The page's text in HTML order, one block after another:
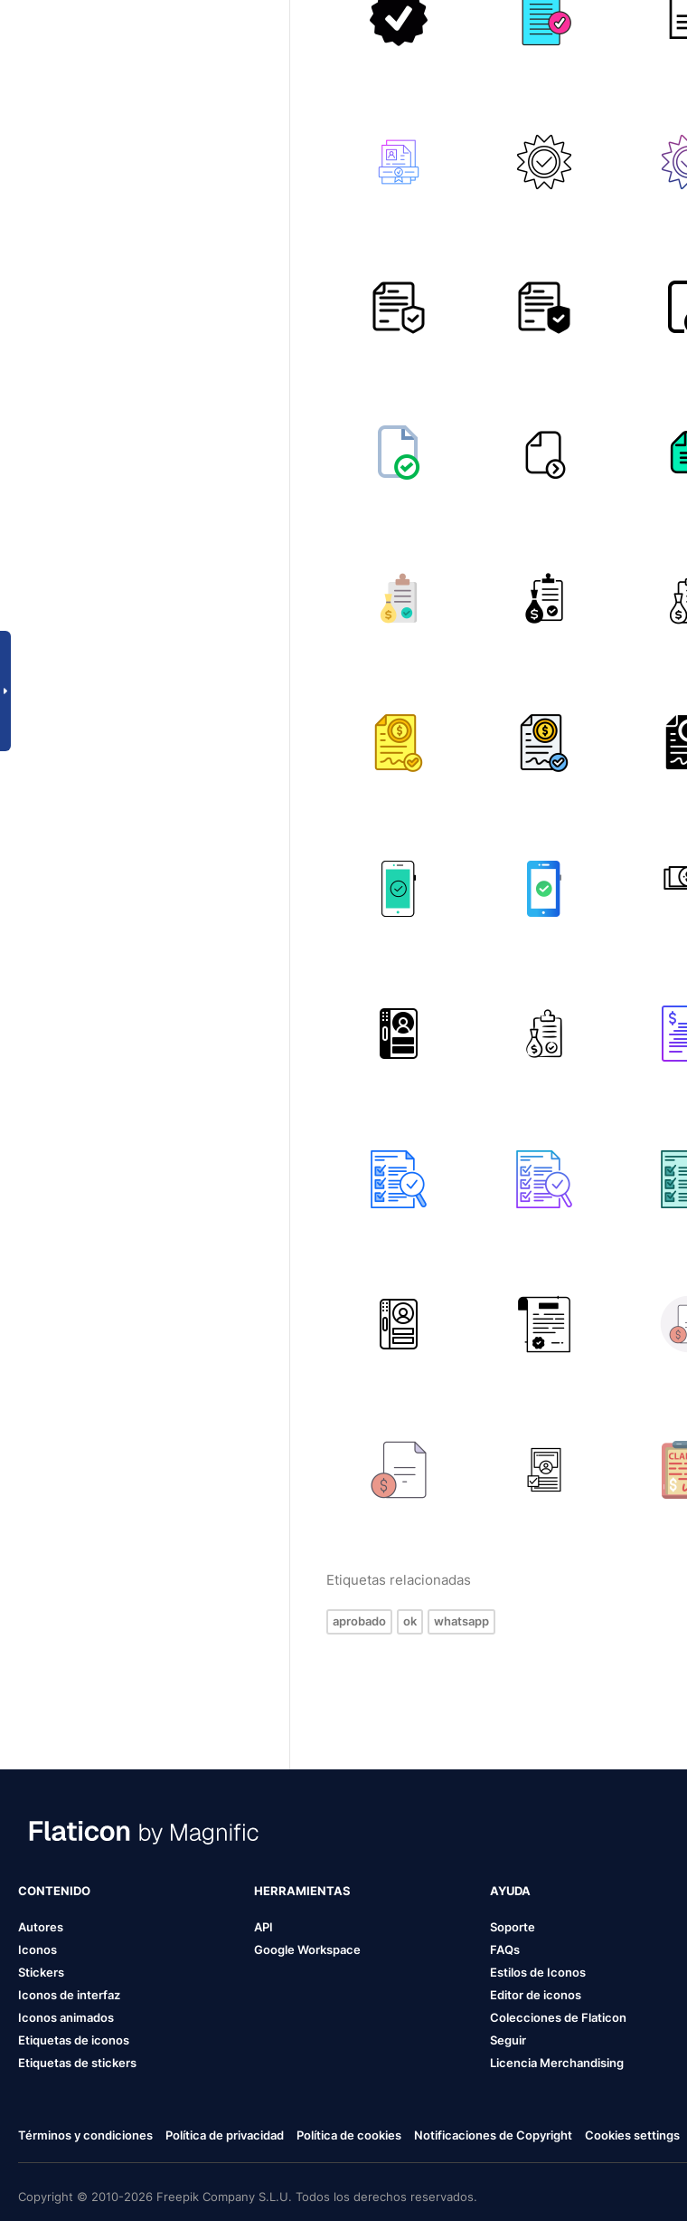
Etiquetas relacionadas
aprobado ok whatsapp
CONTENIDO
Autores
Iconos
Stickers
Iconos de interfaz
Iconos animados
Etiquetas de iconos
Etiquetas de stickers
HERRAMIENTAS
API
Google Workspace
AYUDA
Soporte
FAQs
Estilos de Iconos
Editor de iconos
Colecciones de Flaticon
Seguir
Licencia Merchandising
Términos y condiciones Política de privacidad Política de cookies Notificaciones de Copyright Cookies settings
Copyright © 2010-2026 Freepik Company S.L.U. Todos los derechos reservados.